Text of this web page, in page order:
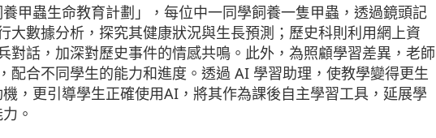
甲蟲生命教育計劃」，每位中一同學飼養一隻甲蟲，透過鏡頭記
大數據分析，探究其健康狀況與生長預測；歷史科則利用網上資
對話，加深對歷史事件的情感共鳴。此外，為照顧學習差異，老師
配合不同學生的能力和進度。透過 AI 學習助理，使教學變得更生
，更引導學生正確使用AI，將其作為課後自主學習工具，延展學
。